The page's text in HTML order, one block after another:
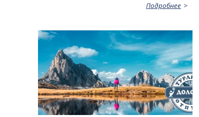
Подробнее